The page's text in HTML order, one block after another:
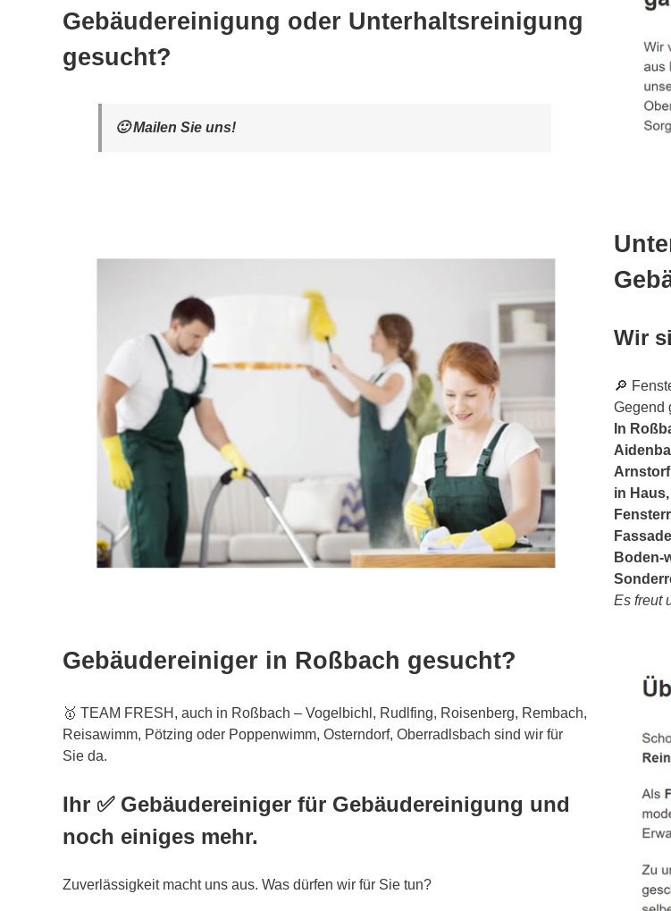
Gebäudereinigung oder Unterhaltsreinigung
gesucht?
🙂 Mailen Sie uns!
Wir
🔎
Gegend
In
in
Boden-
Es freut
Gebäudereiniger in Roßbach gesucht?
🥇 TEAM FRESH, auch in Roßbach – Vogelbichl, Rudlfing, Roisenberg, Rembach,
Reisawimm, Pötzing oder Poppenwimm, Osterndorf, Oberradlsbach sind wir für
Sie da.
Ihr ✅ Gebäudereiniger für Gebäudereinigung und
noch einiges mehr.
Zuverlässigkeit macht uns aus. Was dürfen wir für Sie tun?